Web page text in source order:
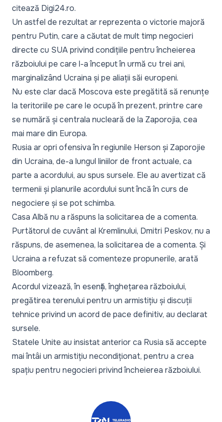
citează Digi24.ro.
Un astfel de rezultat ar reprezenta o victorie majoră
pentru Putin, care a căutat de mult timp negocieri
directe cu SUA privind condițiile pentru încheierea
războiului pe care l-a început în urmă cu trei ani,
marginalizând Ucraina și pe aliații săi europeni.
Nu este clar dacă Moscova este pregătită să renunțe
la teritoriile pe care le ocupă în prezent, printre care
se numără și centrala nucleară de la Zaporojia, cea
mai mare din Europa.
Rusia ar opri ofensiva în regiunile Herson și Zaporojie
din Ucraina, de-a lungul liniilor de front actuale, ca
parte a acordului, au spus sursele. Ele au avertizat că
termenii și planurile acordului sunt încă în curs de
negociere și se pot schimba.
Casa Albă nu a răspuns la solicitarea de a comenta.
Purtătorul de cuvânt al Kremlinului, Dmitri Peskov, nu a
răspuns, de asemenea, la solicitarea de a comenta. Și
Ucraina a refuzat să comenteze propunerile, arată
Bloomberg.
Acordul vizează, în esență, înghețarea războiului,
pregătirea terenului pentru un armistițiu și discuții
tehnice privind un acord de pace definitiv, au declarat
sursele.
Statele Unite au insistat anterior ca Rusia să accepte
mai întâi un armistițiu necondiționat, pentru a crea
spațiu pentru negocieri privind încheierea războiului.